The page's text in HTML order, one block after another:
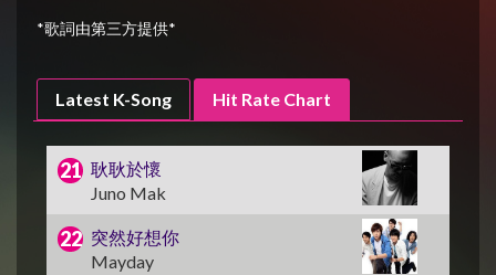
*歌詞由第三方提供*
Latest K-Song Hit Rate Chart
耿耿於懷
Juno Mak
突然好想你
Mayday